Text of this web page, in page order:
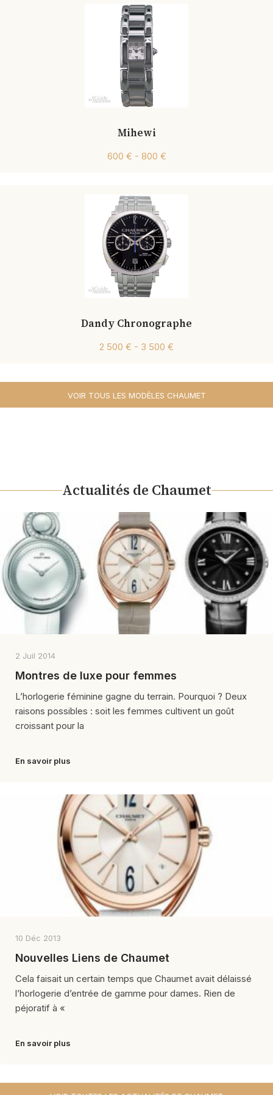
Mihewi
600 € - 800 €
Dandy Chronographe
2 500 € - 3 500 €
VOIR TOUS LES MODÈLES CHAUMET
Actualités de Chaumet
2 Juil 2014
Montres de luxe pour femmes
L’horlogerie féminine gagne du terrain. Pourquoi ? Deux
raisons possibles : soit les femmes cultivent un goût
croissant pour la
En savoir plus
10 Déc 2013
Nouvelles Liens de Chaumet
Cela faisait un certain temps que Chaumet avait délaissé
l’horlogerie d’entrée de gamme pour dames. Rien de
péjoratif à «
En savoir plus